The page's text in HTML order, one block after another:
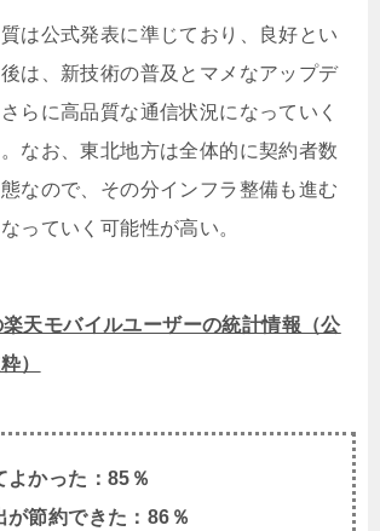
は公式発表に準じており、良好とい
は、新技術の普及とマメなアップデ
らに高品質な通信状況になっていく
なお、東北地方は全体的に契約者数
なので、その分インフラ整備も進む
っていく可能性が高い。
天モバイルユーザーの統計情報（公
）
よかった：85％
が節約できた：86％